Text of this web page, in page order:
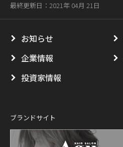
最終更新日：2021年 04月 21日
お知らせ
企業情報
投資家情報
ブランドサイト